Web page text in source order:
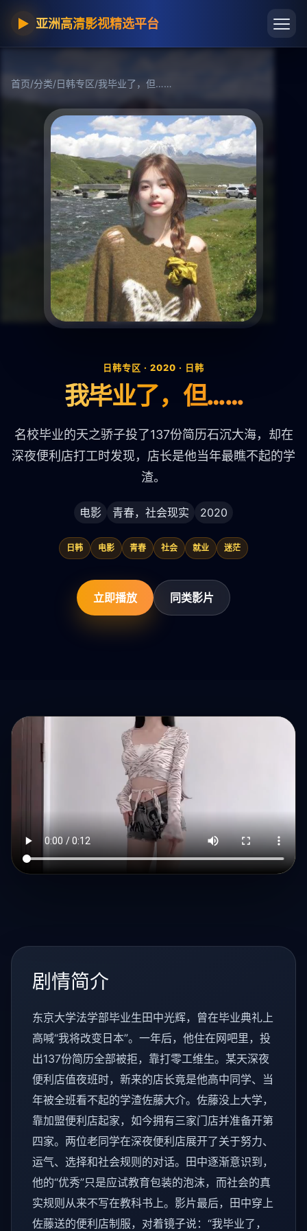
▶ 亚洲高清影视精选平台
首页/分类/日韩专区/我毕业了，但……
日韩专区 · 2020 · 日韩
我毕业了，但……
名校毕业的天之骄子投了137份简历石沉大海，却在
深夜便利店打工时发现，店长是他当年最瞧不起的学
渣。
电影 青春，社会现实 2020
日韩 电影 青春 社会 就业 迷茫
立即播放 同类影片
剧情简介
东京大学法学部毕业生田中光辉，曾在毕业典礼上
高喊“我将改变日本”。一年后，他住在网吧里，投
出137份简历全部被拒，靠打零工维生。某天深夜
便利店值夜班时，新来的店长竟是他高中同学、当
年被全班看不起的学渣佐藤大介。佐藤没上大学，
靠加盟便利店起家，如今拥有三家门店并准备开第
四家。两位老同学在深夜便利店展开了关于努力、
运气、选择和社会规则的对话。田中逐渐意识到，
他的“优秀”只是应试教育包装的泡沫，而社会的真
实规则从来不写在教科书上。影片最后，田中穿上
佐藤送的便利店制服，对着镜子说：“我毕业了，